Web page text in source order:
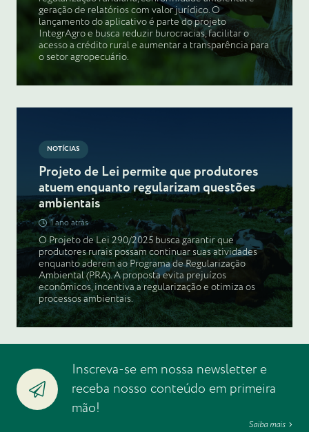
geração de relatórios com valor jurídico. O
lançamento do aplicativo é parte do projeto
IntegrAgro e busca reduzir burocracias, facilitar o
acesso a crédito rural e aumentar a transparência para
o setor agropecuário.
NOTÍCIAS
Projeto de Lei permite que produtores
atuem enquanto regularizam questões
ambientais
1 ano atrás
O Projeto de Lei 290/2025 busca garantir que
produtores rurais possam continuar suas atividades
enquanto aderem ao Programa de Regularização
Ambiental (PRA). A proposta evita prejuízos
econômicos, incentiva a regularização e otimiza os
processos ambientais.
Inscreva-se em nossa newsletter e
receba nosso conteúdo em primeira
mão!
Saiba mais